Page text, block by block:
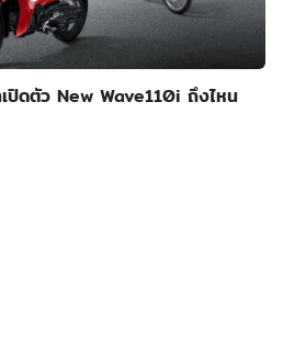
ปิดตัว New Wave110i ถึงไหน